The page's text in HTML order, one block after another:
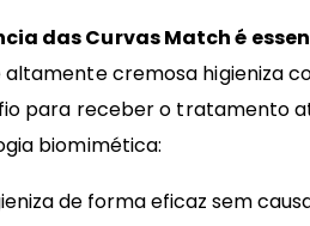
das Curvas Match é
cremosa higieniza
para receber o tratamento
biomimética:
de forma eficaz sem